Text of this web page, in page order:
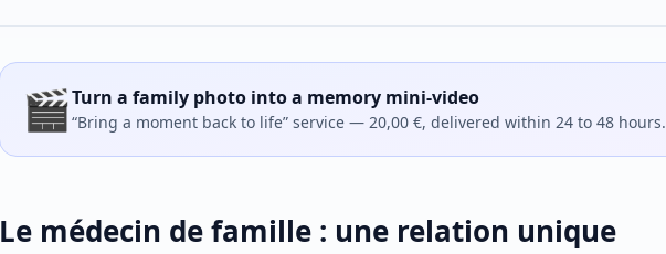
🎬Turn a family photo into a memory mini-video
“Bring a moment back to life” service — 20,00 €, delivered within 24 to 48 hours.
Le médecin de famille : une relation unique